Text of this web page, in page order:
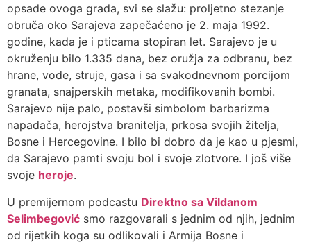
opsade ovoga grada, svi se slažu: proljetno stezanje
obruča oko Sarajeva zapečaćeno je 2. maja 1992.
godine, kada je i pticama stopiran let. Sarajevo je u
okruženju bilo 1.335 dana, bez oružja za odbranu, bez
hrane, vode, struje, gasa i sa svakodnevnom porcijom
granata, snajperskih metaka, modifikovanih bombi.
Sarajevo nije palo, postavši simbolom barbarizma
napadača, herojstva branitelja, prkosa svojih žitelja,
Bosne i Hercegovine. I bilo bi dobro da je kao u pjesmi,
da Sarajevo pamti svoju bol i svoje zlotvore. I još više
svoje heroje.
U premijernom podcastu Direktno sa Vildanom
Selimbegović smo razgovarali s jednim od njih, jednim
od rijetkih koga su odlikovali i Armija Bosne i